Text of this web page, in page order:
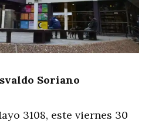
Soriano
3108, este viernes 30